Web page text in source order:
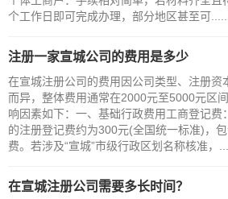
个工作日即可完成办理，部分地区甚至可......
注册一家宣城公司的费用是多少
在宣城注册公司的费用因公司类型、注册资
而异，整体费用通常在2000元至5000元区
响因素如下：一、基础行政费用工商登记费
的注册登记费约为300元(全国统一标准)，
费。若涉及“宣城”市级行政区划名称核准，
在宣城注册公司需要多长时间？